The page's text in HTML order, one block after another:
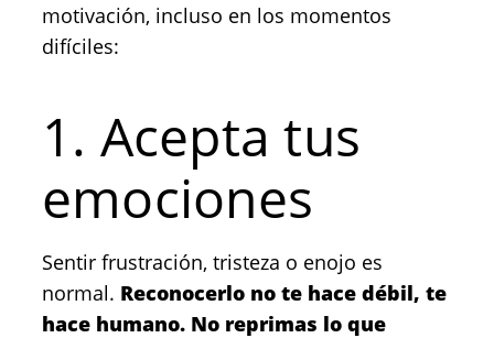
motivación, incluso en los momentos
difíciles:
1. Acepta tus
emociones
Sentir frustración, tristeza o enojo es
normal. Reconocerlo no te hace débil, te
hace humano. No reprimas lo que